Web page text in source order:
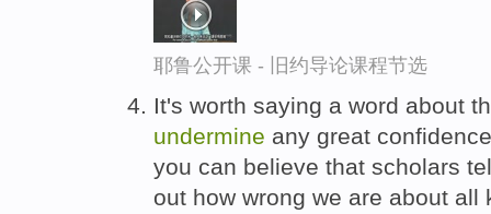
耶鲁公开课 - 旧约导论课程节选
It's worth saying a word about
undermine any great
you can believe that scholars
out how wrong we are about all